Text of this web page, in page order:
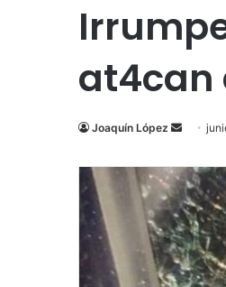
at4can
Joaquín López
Send
email